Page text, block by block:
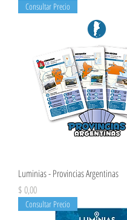
Consultar Precio
Luminias - Provincias Argentinas
Precio
$ 0,00
Consultar Precio